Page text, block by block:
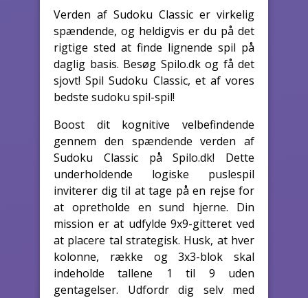
Verden af Sudoku Classic er virkelig
spændende, og heldigvis er du på det
rigtige sted at finde lignende spil på
daglig basis. Besøg Spilo.dk og få det
sjovt! Spil Sudoku Classic, et af vores
bedste sudoku spil-spil!
Boost dit kognitive velbefindende
gennem den spændende verden af
Sudoku Classic på Spilo.dk! Dette
underholdende logiske puslespil
inviterer dig til at tage på en rejse for
at opretholde en sund hjerne. Din
mission er at udfylde 9x9-gitteret ved
at placere tal strategisk. Husk, at hver
kolonne, række og 3x3-blok skal
indeholde tallene 1 til 9 uden
gentagelser. Udfordr dig selv med